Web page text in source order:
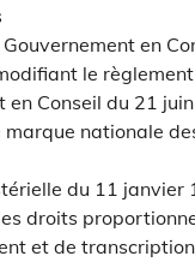
en
le
en Conseil du 21
marque nationale
du 11
droits
et de